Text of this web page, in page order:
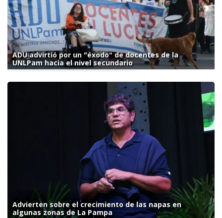
ADU advirtió por un "éxodo" de docentes de la
UNLPam hacia el nivel secundario
Advierten sobre el crecimiento de las napas en
algunas zonas de La Pampa